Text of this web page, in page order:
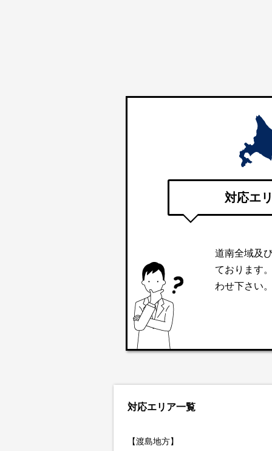
対応エ
道南全域及
ております
わせ下さい。
対応エリア一覧
【渡島地方】